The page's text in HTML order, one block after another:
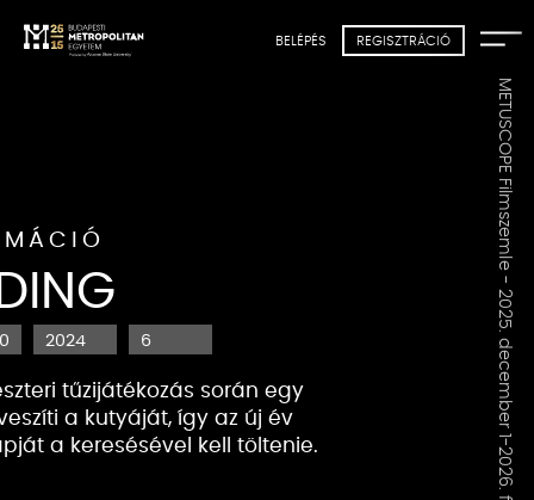
METUSCOPE Filmszemle - 2025. december 1-2026. február 15.
BELÉPÉS REGISZTRÁCIÓ
2024 6
tűzijátékozás során egy
a kutyáját, így az új év
a keresésével kell töltenie.